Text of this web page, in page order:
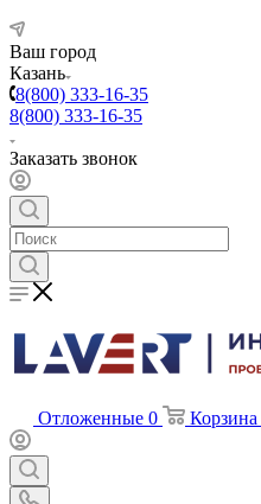
Ваш город
Казань
8(800) 333-16-35
8(800) 333-16-35
Заказать звонок
Отложенные 0 Корзина